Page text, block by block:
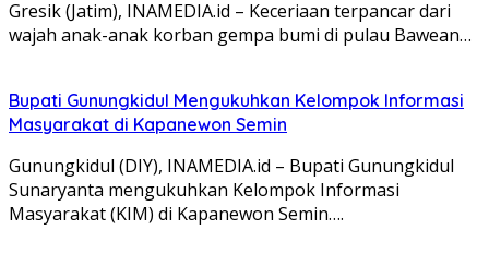
Gresik (Jatim), INAMEDIA.id – Keceriaan terpancar dari
wajah anak-anak korban gempa bumi di pulau Bawean…
Bupati Gunungkidul Mengukuhkan Kelompok Informasi
Masyarakat di Kapanewon Semin
Gunungkidul (DIY), INAMEDIA.id – Bupati Gunungkidul
Sunaryanta mengukuhkan Kelompok Informasi
Masyarakat (KIM) di Kapanewon Semin….